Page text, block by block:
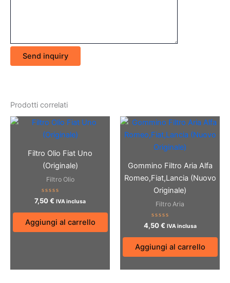
Send inquiry
Prodotti correlati
Filtro Olio Fiat Uno
(Originale)
Filtro Olio
Valutato
0
su
7,50€ IVA inclusa
Aggiungi al carrello
Gommino Filtro Aria Alfa
Romeo,Fiat,Lancia (Nuovo
Originale)
Filtro Aria
Valutato
su
4,50€ IVA inclusa
Aggiungi al carrello